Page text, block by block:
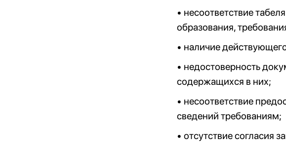
• несоответствие
образования,
• наличие
• недостоверность
содержащихся в них;
• несоответствие
сведений требованиям;
• отсутствие согласия